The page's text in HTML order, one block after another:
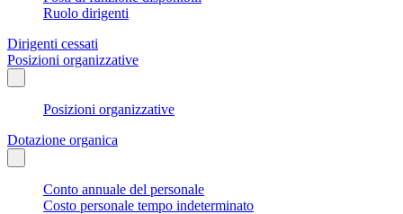
Ruolo dirigenti
Dirigenti cessati
Posizioni organizzative
Posizioni organizzative
Dotazione organica
Conto annuale del personale
Costo personale tempo indeterminato